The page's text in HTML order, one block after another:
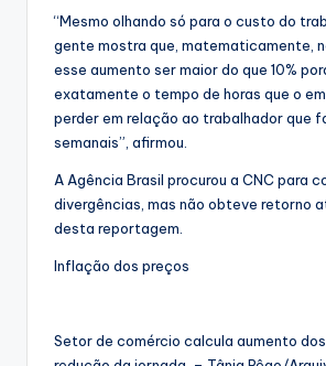
“Mesmo olhando só para o custo do
gente mostra que, matematicamente,
esse aumento ser maior do que 10%
exatamente o tempo de horas que o
perder em relação ao trabalhador que
semanais”, afirmou.
A Agência Brasil procurou a CNC para
divergências, mas não obteve retorno
desta reportagem.
Inflação dos preços
Setor de comércio calcula aumento